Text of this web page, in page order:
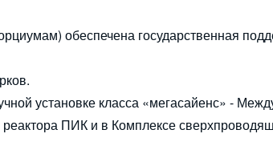
обеспечена государственная
установке класса «мегасайенс» -
ПИК и в Комплексе